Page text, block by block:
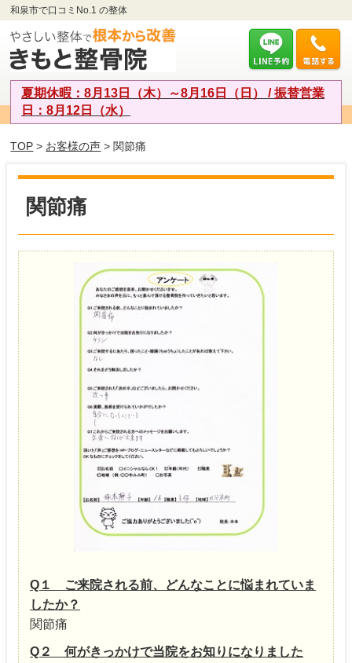
和泉市で口コミNo.1 の整体
夏期休暇：8月13日（木）～8月16日（日） / 振替営業
日：8月12日（水）
TOP > お客様の声 > 関節痛
関節痛
Q１ ご来院される前、どんなことに悩まれていま
したか？
関節痛
Q２ 何がきっかけで当院をお知りになりました